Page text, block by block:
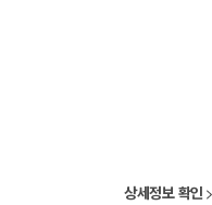
상세정보 확인